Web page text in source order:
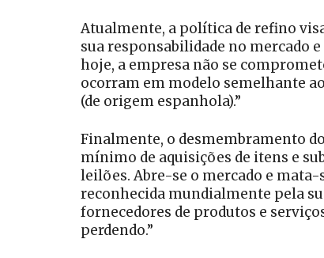
Atualmente, a política de refino
sua responsabilidade no mercado
hoje, a empresa não se
ocorram em modelo semelhante
(de origem espanhola).”
Finalmente, o desmembramento
mínimo de aquisições de itens e
leilões. Abre-se o mercado e
reconhecida mundialmente pela
fornecedores de produtos e
perdendo.”